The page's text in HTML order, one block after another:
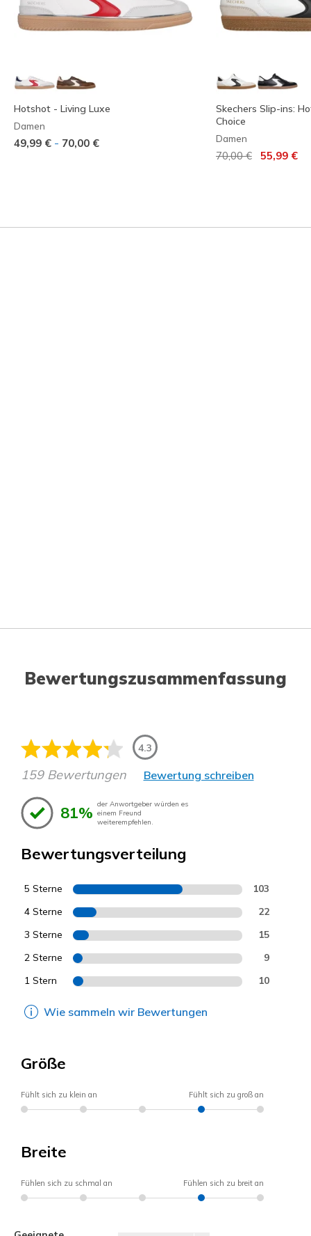
Hotshot - Living Luxe
Damen
49,99 € - 70,00 €
Skechers Slip-ins:
Choice
Damen
Reduziert von
70,00 €auf55,99 €
Bewertungszusammenfassung
4.3
159 Bewertungen Bewertung schreiben
81% der Anwortgeber würden es
einem Freund
weiterempfehlen.
Bewertungsverteilung
5 Sterne 103
4 Sterne 22
3 Sterne 15
2 Sterne 9
1 Stern 10
Wie sammeln wir Bewertungen
Größe
Fühlt sich zu klein an Fühlt sich zu groß an
Breite
Fühlen sich zu schmal an Fühlen sich zu breit an